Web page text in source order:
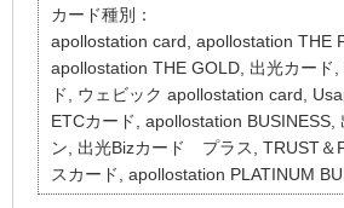
カード種別：
apollostation card, apollostation THE
apollostation THE GOLD, 出光カード,
ド, ウェビック apollostation card,
ETCカード, apollostation
ン, 出光Bizカード プラス, TRUST＆
スカード, apollostation PLATINUM